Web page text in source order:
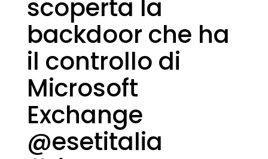
scoperta la
backdoor che ha
il controllo di
Microsoft
Exchange
@esetitalia